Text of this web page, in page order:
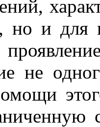
но и для
не